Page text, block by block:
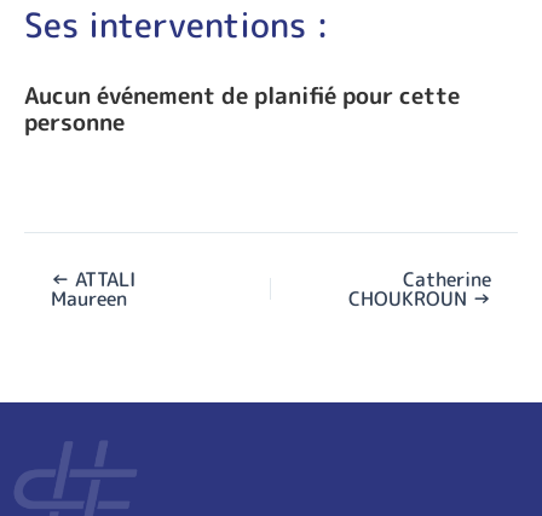
Ses interventions :
Aucun événement de planifié pour cette
personne
← ATTALI
Maureen
Catherine
CHOUKROUN →